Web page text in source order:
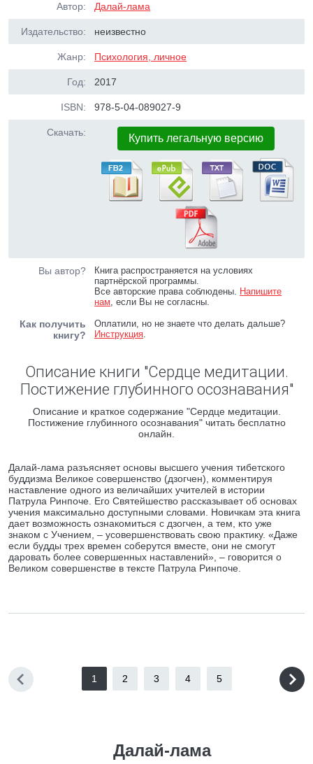
Автор: Далай-лама
Издательство: неизвестно
Жанр: Психология, личное
Год: 2017
ISBN: 978-5-04-089027-9
Скачать: Купить легальную версию
Вы автор?
Книга распространяется на условиях
партнёрской программы.
Все авторские права соблюдены. Напишите
нам, если Вы не согласны.
Как получить
книгу?
Оплатили, но не знаете что делать дальше?
Инструкция.
Описание книги "Сердце медитации.
Постижение глубинного осознавания"
Описание и краткое содержание "Сердце медитации.
Постижение глубинного осознавания" читать бесплатно
онлайн.
Далай-лама разъясняет основы высшего учения тибетского
буддизма Великое совершенство (дзогчен), комментируя
наставление одного из величайших учителей в истории
Патрула Ринпоче. Его Святейшество рассказывает об основах
учения максимально доступными словами. Новичкам эта книга
дает возможность ознакомиться с дзогчен, а тем, кто уже
знаком с Учением, – усовершенствовать свою практику. «Даже
если будды трех времен соберутся вместе, они не смогут
даровать более совершенных наставлений», – говорится о
Великом совершенстве в тексте Патрула Ринпоче.
1 2 3 4 5
Далай-лама